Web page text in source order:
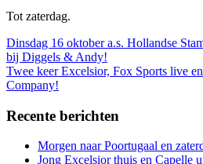
Tot zaterdag.
Bericht
navigatie
Dinsdag 16 oktober a.s. Hollandse
bij Diggels & Andy!
Twee keer Excelsior, Fox Sports live
Company!
Recente berichten
Morgen naar Poortugaal en
Jong Excelsior thuis en Capelle